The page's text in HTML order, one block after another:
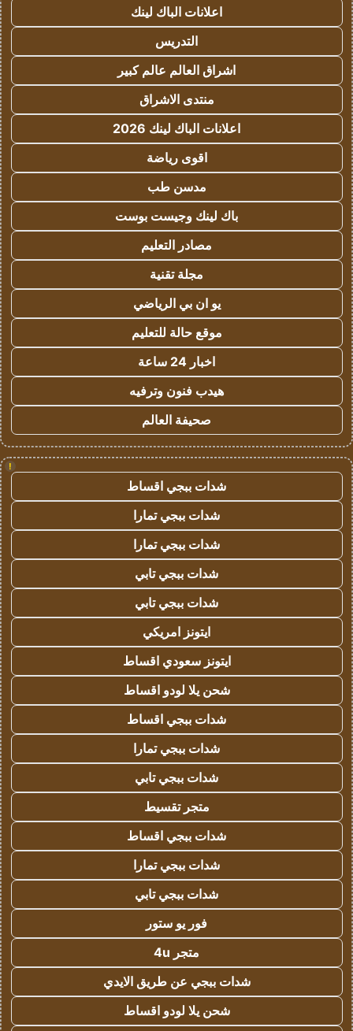
اعلانات الباك لينك
التدريس
اشراق العالم عالم كبير
منتدى الاشراق
اعلانات الباك لينك 2026
اقوى رياضة
مدسن طب
باك لينك وجيست بوست
مصادر التعليم
مجلة تقنية
يو ان بي الرياضي
موقع حالة للتعليم
اخبار 24 ساعة
هيدب فنون وترفيه
صحيفة العالم
!
شدات ببجي اقساط
شدات ببجي تمارا
شدات ببجي تمارا
شدات ببجي تابي
شدات ببجي تابي
ايتونز امريكي
ايتونز سعودي اقساط
شحن يلا لودو اقساط
شدات ببجي اقساط
شدات ببجي تمارا
شدات ببجي تابي
متجر تقسيط
شدات ببجي اقساط
شدات ببجي تمارا
شدات ببجي تابي
فور يو ستور
متجر 4u
شدات ببجي عن طريق الايدي
شحن يلا لودو اقساط